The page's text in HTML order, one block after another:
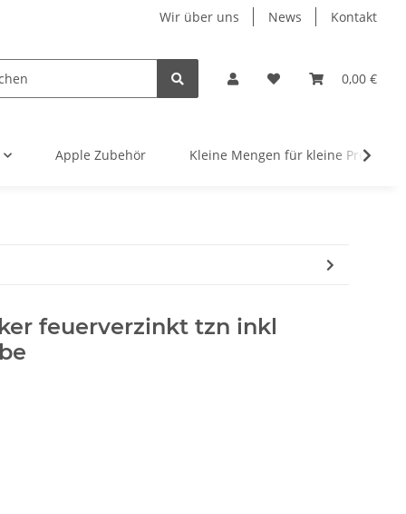
Wir über uns News Kontakt
0,00 €
Apple Zubehör Kleine Mengen für kleine Projekte
feuerverzinkt tzn inkl